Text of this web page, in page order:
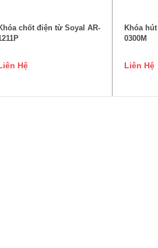
chốt điện từ Soyal AR-
Hệ
Khóa
0300M
Liên Hệ